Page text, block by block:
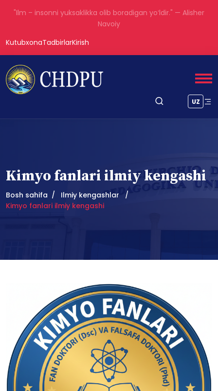
"Ilm – insonni yuksaklikka olib boradigan yoʻldir." — Alisher
Navoiy
KutubxonaTadbirlarKirish
UZ
Kimyo fanlari ilmiy kengashi
Bosh sahifa
Ilmiy kengashlar
Kimyo fanlari ilmiy kengashi